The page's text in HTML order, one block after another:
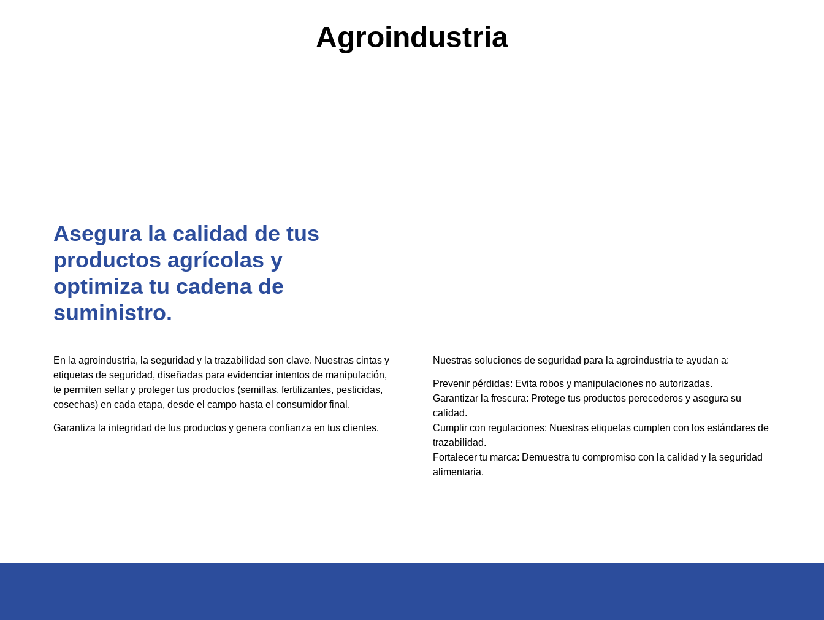
Agroindustria
Asegura la calidad de tus
productos agrícolas y
optimiza tu cadena de
suministro.
En la agroindustria, la seguridad y la trazabilidad son clave. Nuestras cintas y
etiquetas de seguridad, diseñadas para evidenciar intentos de manipulación,
te permiten sellar y proteger tus productos (semillas, fertilizantes, pesticidas,
cosechas) en cada etapa, desde el campo hasta el consumidor final.
Garantiza la integridad de tus productos y genera confianza en tus clientes.
Nuestras soluciones de seguridad para la agroindustria te ayudan a:
Prevenir pérdidas: Evita robos y manipulaciones no autorizadas.
Garantizar la frescura: Protege tus productos perecederos y asegura su
calidad.
Cumplir con regulaciones: Nuestras etiquetas cumplen con los estándares de
trazabilidad.
Fortalecer tu marca: Demuestra tu compromiso con la calidad y la seguridad
alimentaria.